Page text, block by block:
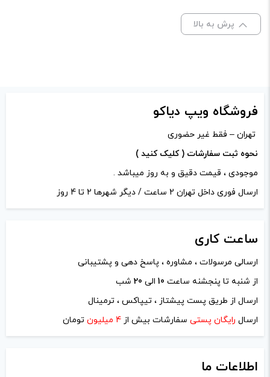
پرش به بالا
فروشگاه ویپ دیاکو
تهران – فقط غیر حضوری
نحوه ثبت سفارشات ( کلیک کنید )
موجودی ، قیمت دقیق و به روز میباشد .
ارسال فوری داخل تهران 2 ساعت / دیگر شهرها 2 تا 4 روز
ساعت کاری
ارسالی مرسولات ، مشاوره ، پاسخ دهی و پشتیبانی
از شنبه تا پنجشنه ساعت 10 الی 20 شب
ارسال از طریق پست پیشتاز ، تیپاکس ، ترمینال
ارسال رایگان پستی سفارشات بیش از 4 میلیون تومان
اطلاعات ما